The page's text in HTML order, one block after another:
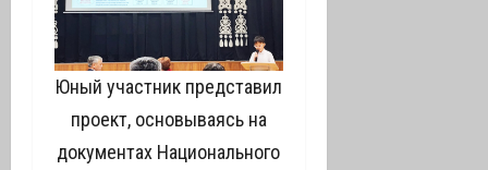
Юный участник представил
проект, основываясь на
документах Национального